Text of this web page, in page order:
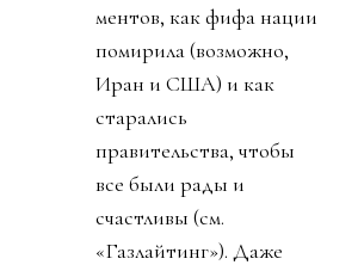
ментов, как фифа нации
помирила (возможно,
Иран и США) и как
старались
правительства, чтобы
все были рады и
счастливы (см.
«Газлайтинг»). Даже